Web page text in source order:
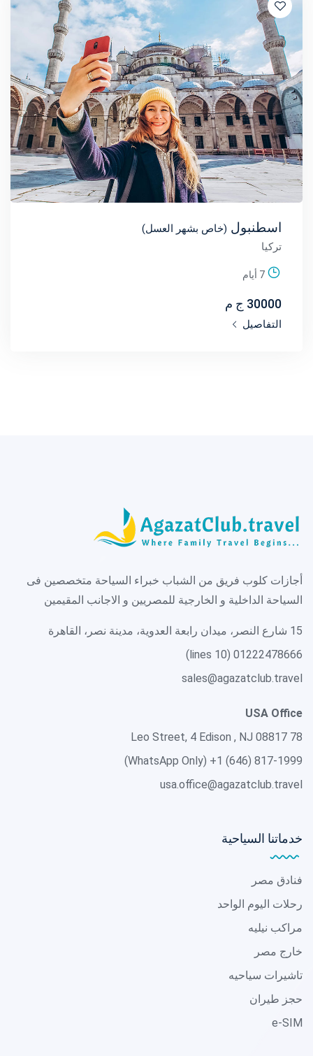
اسطنبول (خاص بشهر العسل)
تركيا
7 أيام
30000 ج م
التفاصيل
أجازات كلوب فريق من الشباب خبراء السياحة متخصصين فى
السياحة الداخلية و الخارجية للمصريين و الاجانب المقيمين
15 شارع النصر، ميدان رابعة العدوية، مدينة نصر، القاهرة
01222478666 (10 lines)
sales@agazatclub.travel
USA Office
78 Leo Street, 4 Edison , NJ 08817
+1 (646) 817-1999
(WhatsApp Only)
usa.office@agazatclub.travel
خدماتنا السياحية
فنادق مصر
رحلات اليوم الواحد
مراكب نيليه
خارج مصر
تاشيرات سياحيه
حجز طيران
e-SIM